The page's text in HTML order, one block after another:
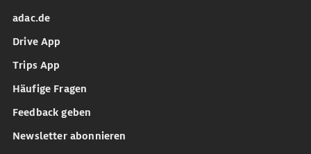
adac.de
Drive App
Trips App
Häufige Fragen
Feedback geben
Newsletter abonnieren